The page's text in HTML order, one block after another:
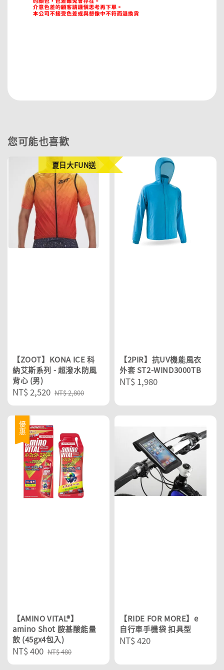
您可能也喜歡
夏日大FUN送
【ZOOT】KONA ICE 科
納艾斯系列 - 超潑水防風
背心 (男)
Sale
price
NT$ 2,520 Regular
price
NT$ 2,800
【2PIR】抗UV機能風衣
外套 ST2-WIND3000TB
Regular
NT$ 1,980
優惠
【AMINO VITAL®】
amino Shot 胺基酸能量
飲 (45gx4包入)
Sale
price
NT$ 400 Regular
price
NT$ 480
【RIDE FOR MORE】e
自行車手機袋 扣具型
Regular
NT$ 420